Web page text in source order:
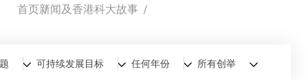
面
首页新闻及香港科大故事
全部新闻香港科大故事
可持续发展目标 任何年份 所有创举